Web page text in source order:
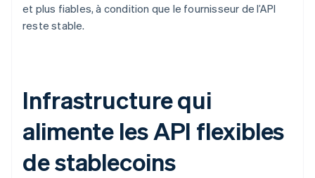
et plus fiables, à condition que le fournisseur de l’API
reste stable.
Infrastructure qui
alimente les API flexibles
de stablecoins